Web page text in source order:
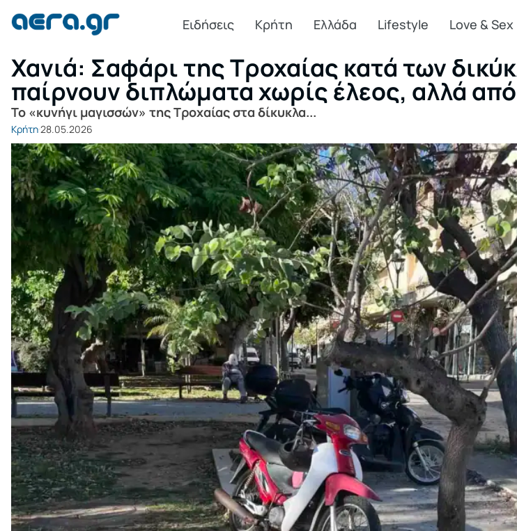
Ειδήσεις Κρήτη Ελλάδα Lifestyle Love & Sex
Χανιά: Σαφάρι της Τροχαίας κατά των
παίρνουν διπλώματα χωρίς έλεος, αλλά
Το «κυνήγι μαγισσών» της Τροχαίας στα δίκυκλα...
Κρήτη28.05.2026